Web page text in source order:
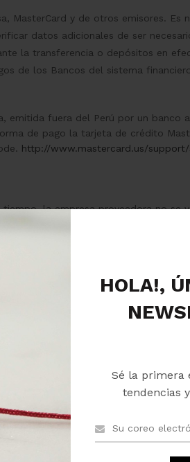
HOLA!,
Sé la primera
tendencias
MasterCard y de otros emisores. Es
datos adicionales de ser
la transferencia o depósitos en
de los Bancos del sistema
fuera del Perú por un banco
de pago la tarjeta de crédito
http://www.mastercard.us/
la empresa proveedora no se
precio a cancelar, así el tipo de
en ese lapso de tiempo, la
(compra – venta) del día,
el día, según condiciones de
A TRAVÉS DE ESTE SITIO
y servicios, que podrán ser
sujeta a la condición de que la
y/o verificación por parte